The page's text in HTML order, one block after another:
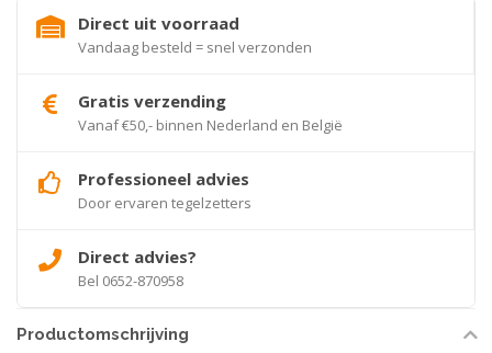
Direct uit voorraad
Vandaag besteld = snel verzonden
Gratis verzending
Vanaf €50,- binnen Nederland en België
Professioneel advies
Door ervaren tegelzetters
Direct advies?
Bel 0652-870958
Productomschrijving